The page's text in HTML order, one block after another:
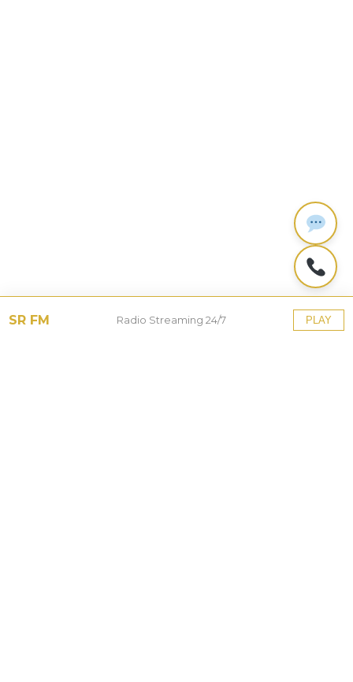
SR FM Radio Streaming 24/7 PLAY